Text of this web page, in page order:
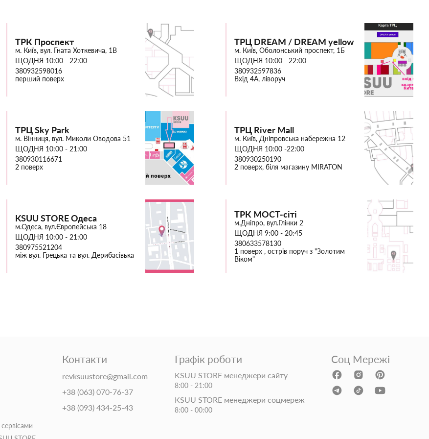
ТРК Проспект
м. Київ, вул. Гната Хоткевича, 1В
ЩОДНЯ 10:00 - 22:00
380932598016
перший поверх
ТРЦ DREAM / DREAM yellow
м. Київ, Оболонський проспект, 1Б
ЩОДНЯ 10:00 - 22:00
380932597836
Вхід 4А, ліворуч
ТРЦ Sky Park
м. Вінниця, вул. Миколи Оводова 51
ЩОДНЯ 10:00 - 21:00
380930116671
2 поверх
ТРЦ River Mall
м. Київ, Дніпровська набережна 12
ЩОДНЯ 10:00 -22:00
380930250190
2 поверх, біля магазину MIRATON
KSUU STORE Одеса
м.Одеса, вул.Європейська 18
ЩОДНЯ 10:00 - 21:00
380975521204
між вул. Грецька та вул. Дерибасівька
ТРК МОСТ-сіті
м.Дніпро, вул.Глінки 2
ЩОДНЯ 9:00 - 20:45
380633578130
1 поверх , острів поруч з "Золотим
Віком"
Контакти
revksuustore@gmail.com
+38 (063) 070-76-37
+38 (093) 434-25-43
Графік роботи
KSUU STORE менеджери сайту
8:00 - 21:00
KSUU STORE менеджери соцмереж
8:00 - 00:00
Соц Мережі